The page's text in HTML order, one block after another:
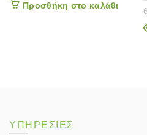
Προσθήκη στο καλάθι
ΥΠΗΡΕΣΙΕΣ